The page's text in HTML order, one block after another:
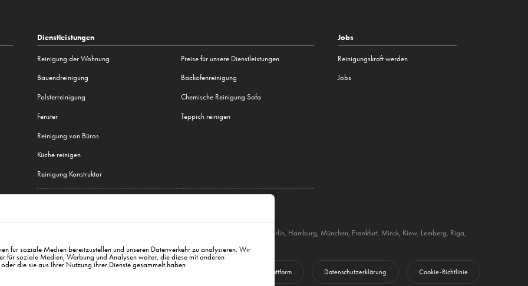
für soziale Medien bereitzustellen und unseren Datenverkehr zu analysieren. Wir
für soziale Medien, Werbung und Analysen weiter, die diese mit anderen
die sie aus Ihrer Nutzung ihrer Dienste gesammelt haben
Dienstleistungen
Reinigung der Wohnung
Bauendreinigung
Polsterreinigung
Fenster
Reinigung von Büros
Küche reinigen
Reinigung Konstruktor
Preise für unsere Dienstleistungen
Backofenreinigung
Chemische Reinigung Sofa
Teppich reinigen
Jobs
Reinigungskraft werden
Jobs
Berlin, Hamburg München, Frankfurt, Minsk, Kiew, Lemberg Riga
info@cleanwhale.cz AGB zur Nutzung der Plattform Datenschutzerklärung Cookie-Richtlinie